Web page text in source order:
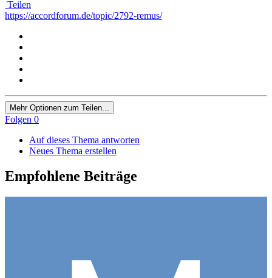
Teilen
https://accordforum.de/topic/2792-remus/
Mehr Optionen zum Teilen...
Folgen 0
Auf dieses Thema antworten
Neues Thema erstellen
Empfohlene Beiträge